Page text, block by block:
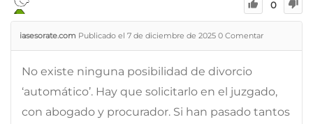
0
iasesorate.com Publicado el 7 de diciembre de 2025 0 Comentar
No existe ninguna posibilidad de divorcio
‘automático’. Hay que solicitarlo en el juzgado,
con abogado y procurador. Si han pasado tantos